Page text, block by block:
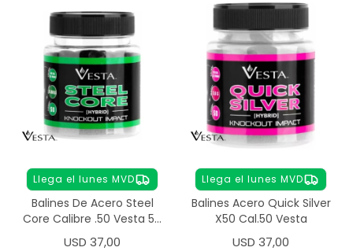
Llega el lunes MVD
Balines De Acero Steel
Core Calibre .50 Vesta 50
Unidades
USD 37,00
Llega el lunes MVD
Balines Acero Quick Silver
X50 Cal.50 Vesta
USD 37,00